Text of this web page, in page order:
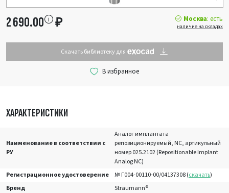
ХАРАКТЕРИСТИКИ
Наименование в соответствии с
РУ
Аналог имплантата
репозиционируемый, NC, артикульный
номер 025.2102 (Repositionable Implant
Analog NC)
Регистрационное удостоверение
№ Г004-00110-00/04137308 (скачать)
Бренд
Straumann®
2 690.00 ₽ Москва: есть
наличие на складах
Скачать библиотеку для